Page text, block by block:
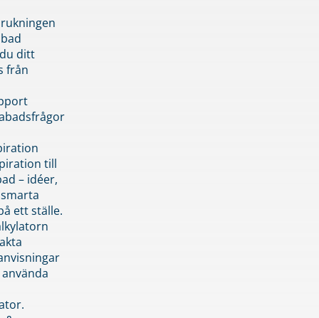
ditt
från
till
– idéer,
ett ställe.